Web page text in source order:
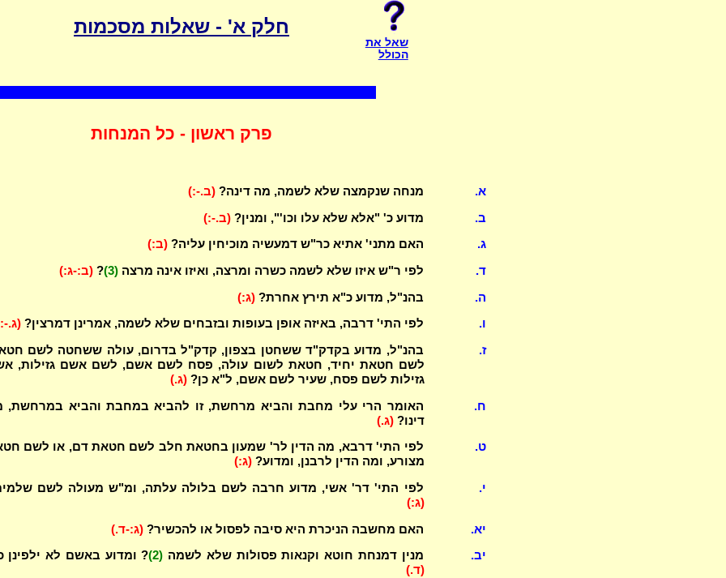
חלק א' - שאלות מסכמות
שאל את
הכולל
פרק ראשון - כל המנחות
א. מנחה שנקמצה שלא לשמה, מה דינה?(ב.-:)
ב. מדוע כ' "אלא שלא עלו וכו'", ומנין?(ב.-:)
ג. האם מתני' אתיא כר"ש דמעשיה מוכיחין עליה?(ב:)
ד. לפי ר"ש איזו שלא לשמה כשרה ומרצה, ואיזו אינה מרצה(3)
?(ב:-ג:)
ה. בהנ"ל, מדוע כ"א תירץ אחרת?(ג:)
ו. לפי התי' דרבה, באיזה אופן בעופות ובזבחים שלא לשמה, אמרינן דמרצין?(ג.-
ז.
בהנ"ל, מדוע בקדק"ד ששחטן בצפון, קדק"ל בדרום, עולה ששחטה לשם
לשם חטאת יחיד, חטאת לשום עולה, פסח לשם אשם, לשם אשם גזילות,
גזילות לשם פסח, שעיר לשם אשם, ל"א כן? (ג.)
ח.
האומר הרי עלי מחבת והביא מרחשת, זו להביא במחבת והביא במרחשת,
דינו? (ג.)
ט.
לפי התי' דרבא, מה הדין לר' שמעון בחטאת חלב לשם חטאת דם, או לשם
מצורע, ומה הדין לרבנן, ומדוע? (ג:)
י.
לפי התי' דר' אשי, מדוע חרבה לשם בלולה עלתה, ומ"ש מעולה לשם
(ג:)
יא. האם מחשבה הניכרת היא סיבה לפסול או להכשיר?(ג:-ד.)
יב. מנין דמנחת חוטא וקנאות פסולות שלא לשמה (2)
? ומדוע באשם לא ילפינן
(ד.)